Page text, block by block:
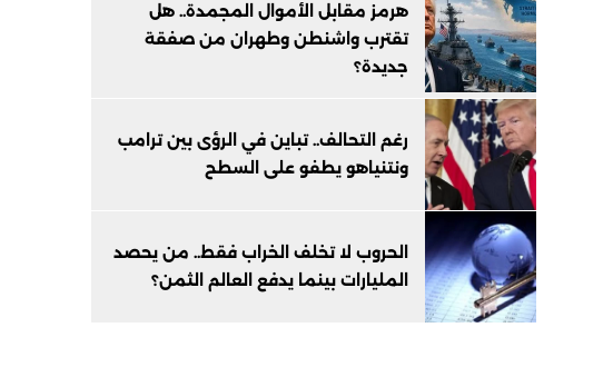
هرمز مقابل الأموال المجمدة.. هل
تقترب واشنطن وطهران من صفقة
جديدة؟
رغم التحالف.. تباين في الرؤى بين ترامب
ونتنياهو يطفو على السطح
الحروب لا تخلف الخراب فقط.. من يحصد
المليارات بينما يدفع العالم الثمن؟